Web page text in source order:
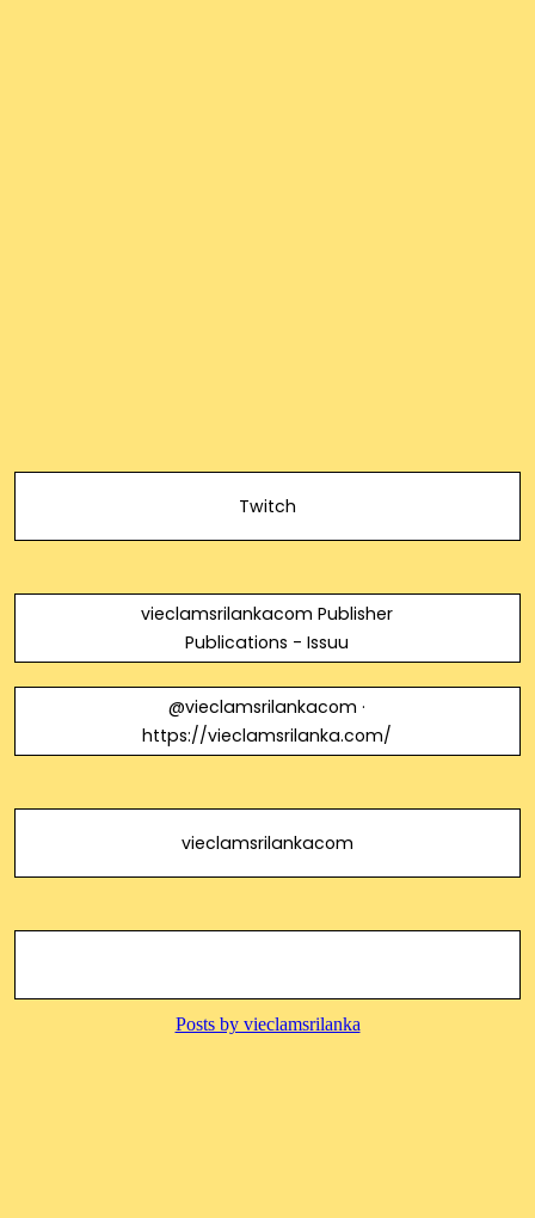
Twitch
vieclamsrilankacom Publisher
Publications - Issuu
@vieclamsrilankacom ·
https://vieclamsrilanka.com/
vieclamsrilankacom